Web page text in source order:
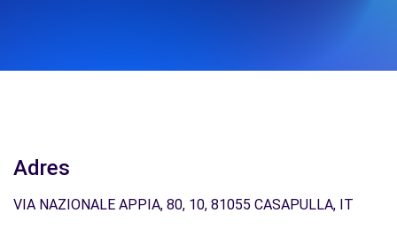
Adres
VIA NAZIONALE APPIA, 80, 10, 81055 CASAPULLA, IT